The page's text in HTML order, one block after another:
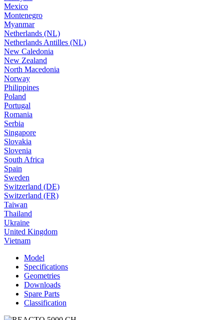
Mexico
Montenegro
Myanmar
Netherlands (NL)
Netherlands Antilles (NL)
New Caledonia
New Zealand
North Macedonia
Norway
Philippines
Poland
Portugal
Romania
Serbia
Singapore
Slovakia
Slovenia
South Africa
Spain
Sweden
Switzerland (DE)
Switzerland (FR)
Taiwan
Thailand
Ukraine
United Kingdom
Vietnam
Model
Specifications
Geometries
Downloads
Spare Parts
Classification